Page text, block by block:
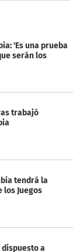
'Es una prueba
serán los
trabajó
tendrá la
los Juegos
a